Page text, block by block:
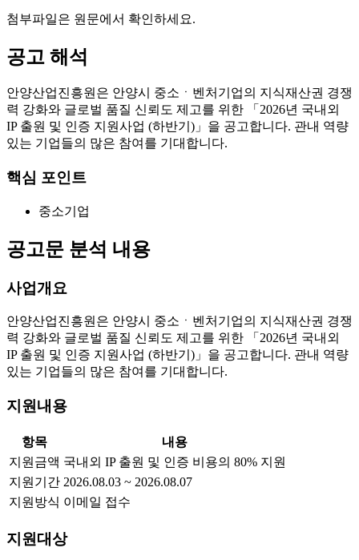
첨부파일은 원문에서 확인하세요.
공고 해석
안양산업진흥원은 안양시 중소ㆍ벤처기업의 지식재산권 경쟁
력 강화와 글로벌 품질 신뢰도 제고를 위한 「2026년 국내외
IP 출원 및 인증 지원사업 (하반기)」을 공고합니다. 관내 역량
있는 기업들의 많은 참여를 기대합니다.
핵심 포인트
중소기업
공고문 분석 내용
사업개요
안양산업진흥원은 안양시 중소ㆍ벤처기업의 지식재산권 경쟁
력 강화와 글로벌 품질 신뢰도 제고를 위한 「2026년 국내외
IP 출원 및 인증 지원사업 (하반기)」을 공고합니다. 관내 역량
있는 기업들의 많은 참여를 기대합니다.
지원내용
항목
내용
지원금액 국내외 IP 출원 및 인증 비용의 80% 지원
지원기간 2026.08.03 ~ 2026.08.07
지원방식 이메일 접수
지원대상